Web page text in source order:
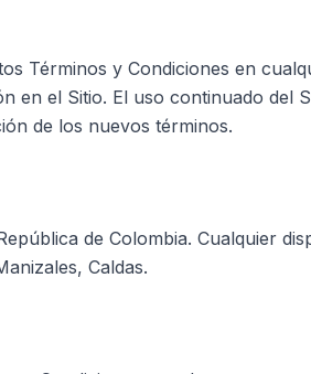
Términos y Condiciones en
en el Sitio. El uso continuado del
de los nuevos términos.
de Colombia. Cualquier
Caldas.